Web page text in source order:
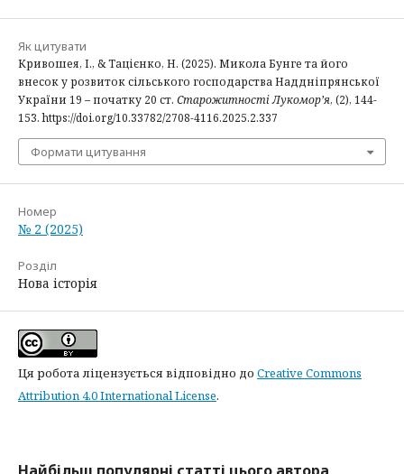
Як цитувати
Кривошея, І., & Тацієнко, Н. (2025). Микола Бунге та його
внесок у розвиток сільського господарства Наддніпрянської
України 19 – початку 20 ст. Старожитності Лукомор’я, (2), 144-
153. https://doi.org/10.33782/2708-4116.2025.2.337
Формати цитування
Номер
№ 2 (2025)
Розділ
Нова історія
Ця робота ліцензується відповідно до Creative Commons
Attribution 4.0 International License.
Найбільш популярні статті цього автора